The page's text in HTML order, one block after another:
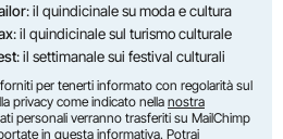
: il quindicinale su moda e cultura
: il quindicinale sul turismo culturale
: il settimanale sui festival culturali
per tenerti informato con regolarità sul
privacy come indicato nella nostra
personali verranno trasferiti su MailChimp
in questa informativa. Potrai